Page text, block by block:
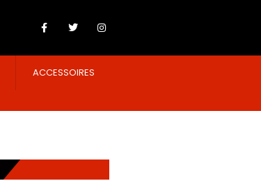
ACCESSOIRES